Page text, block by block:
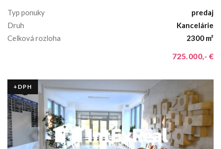
Typ ponuky
predaj
Druh
Kancelárie
Celková rozloha
2300 m²
725.000,- €
+DPH